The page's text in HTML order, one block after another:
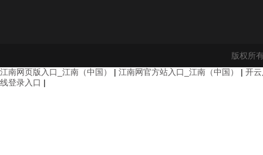
版权所
江南网页版入口_江南（中国）
| 江南网官方站入口_江南（中国） | 开
线登录入口 |